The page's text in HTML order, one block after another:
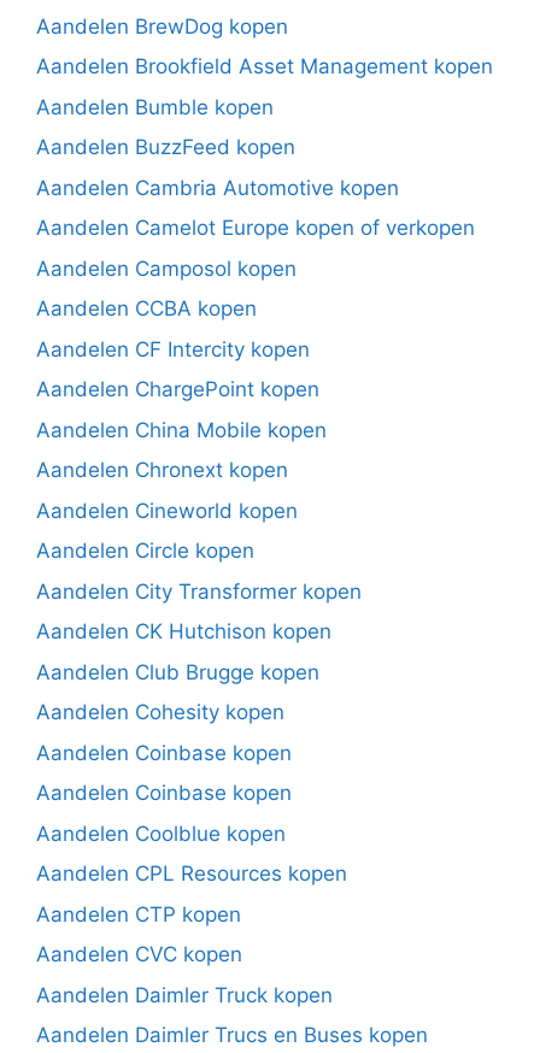
Aandelen BrewDog kopen
Aandelen Brookfield Asset Management kopen
Aandelen Bumble kopen
Aandelen BuzzFeed kopen
Aandelen Cambria Automotive kopen
Aandelen Camelot Europe kopen of verkopen
Aandelen Camposol kopen
Aandelen CCBA kopen
Aandelen CF Intercity kopen
Aandelen ChargePoint kopen
Aandelen China Mobile kopen
Aandelen Chronext kopen
Aandelen Cineworld kopen
Aandelen Circle kopen
Aandelen City Transformer kopen
Aandelen CK Hutchison kopen
Aandelen Club Brugge kopen
Aandelen Cohesity kopen
Aandelen Coinbase kopen
Aandelen Coinbase kopen
Aandelen Coolblue kopen
Aandelen CPL Resources kopen
Aandelen CTP kopen
Aandelen CVC kopen
Aandelen Daimler Truck kopen
Aandelen Daimler Trucs en Buses kopen